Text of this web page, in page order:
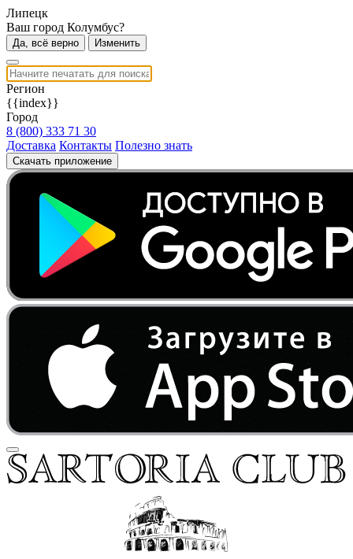
Липецк
Ваш город Колумбус?
Да, всё верно Изменить
Регион
{{index}}
Город
8 (800) 333 71 30
Доставка Контакты Полезно знать
Скачать приложение